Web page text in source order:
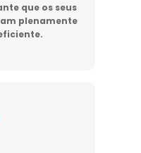
que os seus
plenamente